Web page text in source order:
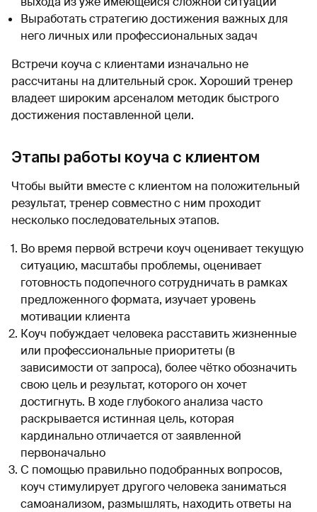
Выработать стратегию достижения важных для
него личных или профессиональных задач
Встречи коуча с клиентами изначально не
рассчитаны на длительный срок. Хороший тренер
владеет широким арсеналом методик быстрого
достижения поставленной цели.
Этапы работы коуча с клиентом
Чтобы выйти вместе с клиентом на положительный
результат, тренер совместно с ним проходит
несколько последовательных этапов.
Во время первой встречи коуч оценивает текущую
ситуацию, масштабы проблемы, оценивает
готовность подопечного сотрудничать в рамках
предложенного формата, изучает уровень
мотивации клиента
Коуч побуждает человека расставить жизненные
или профессиональные приоритеты (в
зависимости от запроса), более чётко обозначить
свою цель и результат, которого он хочет
достигнуть. В ходе глубокого анализа часто
раскрывается истинная цель, которая
кардинально отличается от заявленной
первоначально
С помощью правильно подобранных вопросов,
коуч стимулирует другого человека заниматься
самоанализом, размышлять, находить ответы на